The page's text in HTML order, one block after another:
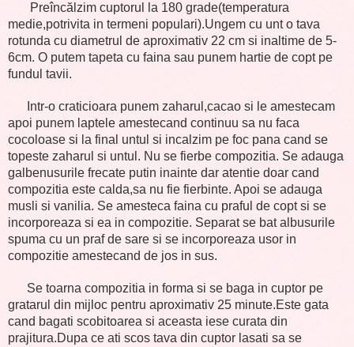
Preîncălzim cuptorul la 180 grade(temperatura
medie,potrivita in termeni populari).Ungem cu unt o tava
rotunda cu diametrul de aproximativ 22 cm si inaltime de 5-
6cm. O putem tapeta cu faina sau punem hartie de copt pe
fundul tavii.
Intr-o craticioara punem zaharul,cacao si le amestecam
apoi punem laptele amestecand continuu sa nu faca
cocoloase si la final untul si incalzim pe foc pana cand se
topeste zaharul si untul. Nu se fierbe compozitia. Se adauga
galbenusurile frecate putin inainte dar atentie doar cand
compozitia este calda,sa nu fie fierbinte. Apoi se adauga
musli si vanilia. Se amesteca faina cu praful de copt si se
incorporeaza si ea in compozitie. Separat se bat albusurile
spuma cu un praf de sare si se incorporeaza usor in
compozitie amestecand de jos in sus.
Se toarna compozitia in forma si se baga in cuptor pe
gratarul din mijloc pentru aproximativ 25 minute.Este gata
cand bagati scobitoarea si aceasta iese curata din
prajitura.Dupa ce ati scos tava din cuptor lasati sa se